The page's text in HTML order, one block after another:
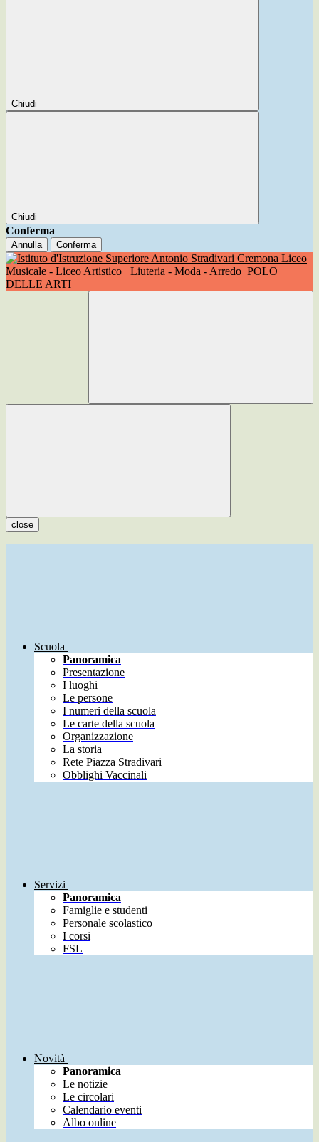
Chiudi
Chiudi
Conferma
Annulla Conferma
Liceo
Musicale - Liceo Artistico
Liuteria - Moda - Arredo POLO
DELLE ARTI
close
Scuola
Panoramica
Presentazione
I luoghi
Le persone
I numeri della scuola
Le carte della scuola
Organizzazione
La storia
Rete Piazza Stradivari
Obblighi Vaccinali
Servizi
Panoramica
Famiglie e studenti
Personale scolastico
I corsi
FSL
Novità
Panoramica
Le notizie
Le circolari
Calendario eventi
Albo online